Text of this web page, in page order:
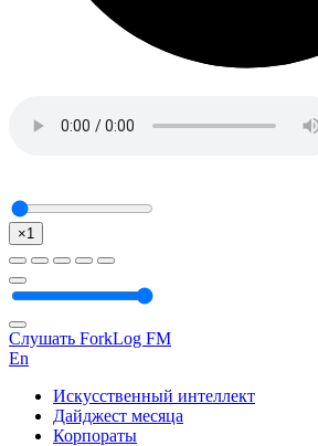
×1
Слушать ForkLog FM
En
Искусственный интеллект
Дайджест месяца
Корпораты